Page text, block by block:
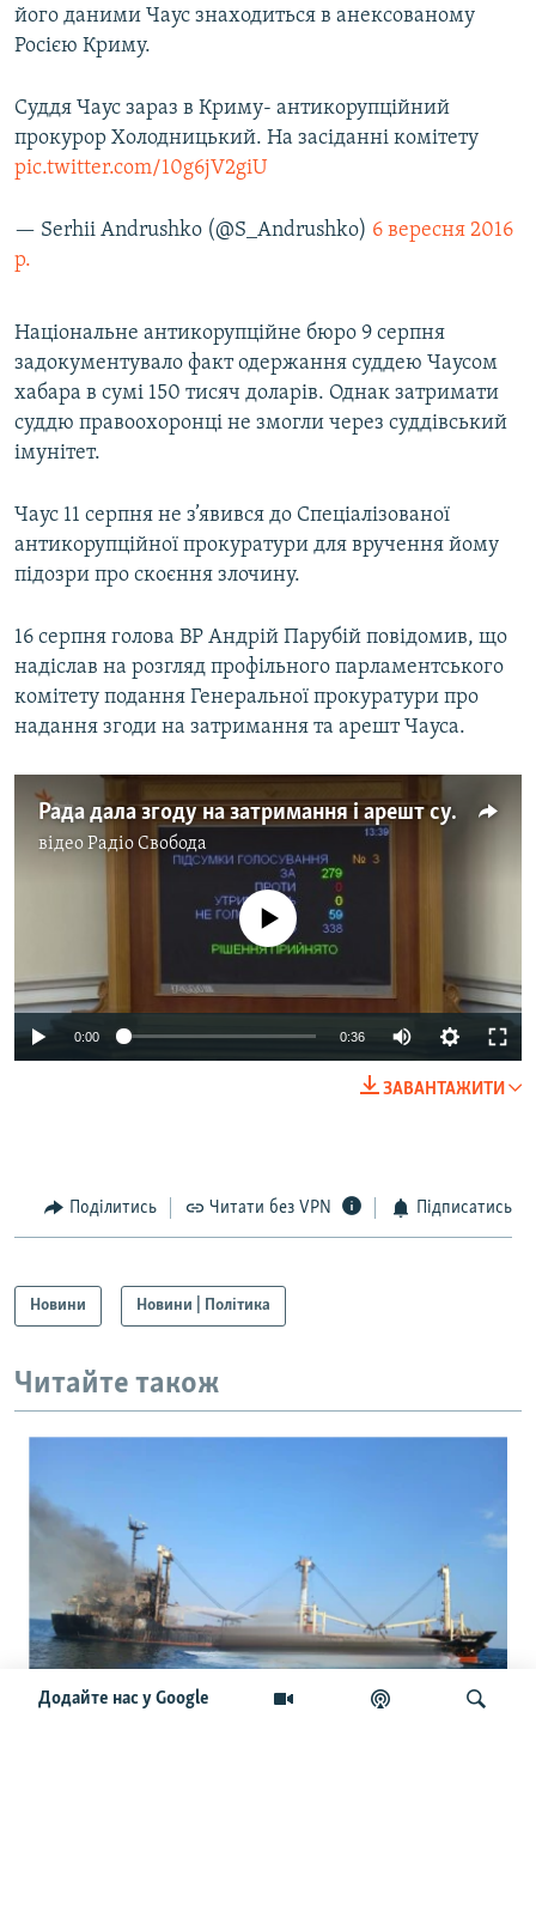
Додайте нас у Google
його даними Чаус знаходиться в анексованому
Росією Криму.
Суддя Чаус зараз в Криму- антикорупційний
прокурор Холодницький. На засіданні комітету
pic.twitter.com/10g6jV2giU
— Serhii Andrushko (@S_Andrushko) 6 вересня 2016
р.
Національне антикорупційне бюро 9 серпня
задокументувало факт одержання суддею Чаусом
хабара в сумі 150 тисяч доларів. Однак затримати
суддю правоохоронці не змогли через суддівський
імунітет.
Чаус 11 серпня не з’явився до Спеціалізованої
антикорупційної прокуратури для вручення йому
підозри про скоєння злочину.
16 серпня голова ВР Андрій Парубій повідомив, що
надіслав на розгляд профільного парламентського
комітету подання Генеральної прокуратури про
надання згоди на затримання та арешт Чауса.
Рада дала згоду на затримання i арешт судді Чауса (відео)
відеоРадіо Свобода
No media source currently available
0:00 0:36
ЗАВАНТАЖИТИ
Поділитись Читати без VPN Підписатись
Новини Новини | Політика
Читайте також